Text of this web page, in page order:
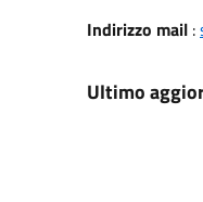
Indirizzo mail:
Ultimo